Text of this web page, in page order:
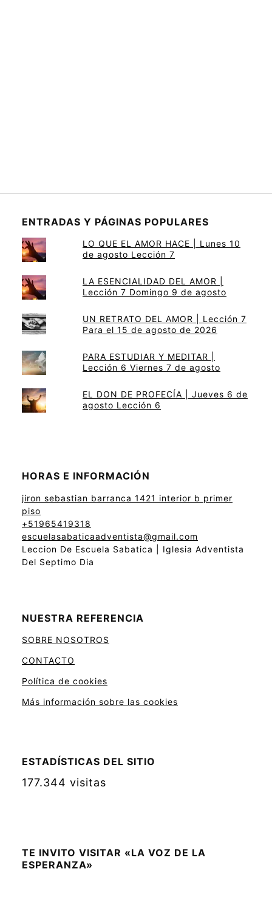
ENTRADAS Y PÁGINAS POPULARES
LO QUE EL AMOR HACE | Lunes 10
de agosto Lección 7
LA ESENCIALIDAD DEL AMOR |
Lección 7 Domingo 9 de agosto
UN RETRATO DEL AMOR | Lección 7
Para el 15 de agosto de 2026
PARA ESTUDIAR Y MEDITAR |
Lección 6 Viernes 7 de agosto
EL DON DE PROFECÍA | Jueves 6 de
agosto Lección 6
HORAS E INFORMACIÓN
jiron sebastian barranca 1421 interior b primer
piso
+51965419318
escuelasabaticaadventista@gmail.com
Leccion De Escuela Sabatica | Iglesia Adventista
Del Septimo Dia
NUESTRA REFERENCIA
SOBRE NOSOTROS
CONTACTO
Política de cookies
Más información sobre las cookies
ESTADÍSTICAS DEL SITIO
177.344 visitas
TE INVITO VISITAR «LA VOZ DE LA
ESPERANZA»